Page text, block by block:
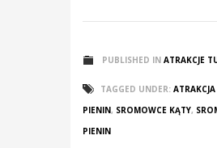
PUBLISHED IN ATRAKCJE
TAGGED UNDER:
PIENIN, SROMOWCE KĄTY,
PIENIN